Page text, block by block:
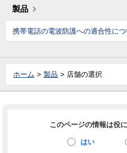
製品
携帯電話の電波防護への適合性に
ホーム 製品 店舗の選択
このページの情報は役
はい